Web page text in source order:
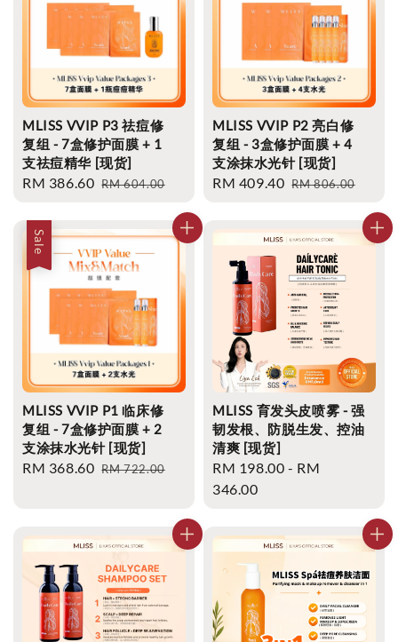
MLISS VVIP P3 祛痘修
复组 - 7盒修护面膜 + 1
支祛痘精华 [现货]
Sale
RM 386.60 Regular
RM 604.00
MLISS VVIP P2 亮白修
复组 - 3盒修护面膜 + 4
支涂抹水光针 [现货]
Sale
RM 409.40 Regular
RM 806.00
Sale
MLISS VVIP P1 临床修
复组 - 7盒修护面膜 + 2
支涂抹水光针 [现货]
Sale
RM 368.60 Regular
RM 722.00
MLISS 育发头皮喷雾 - 强
韧发根、防脱生发、控油
清爽 [现货]
Regular
price
RM 198.00 - RM
346.00